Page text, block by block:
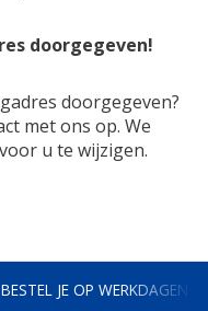
doorgegeven!
doorgegeven?
met ons op. We
u te wijzigen.
BESTEL JE OP WERKDAGEN